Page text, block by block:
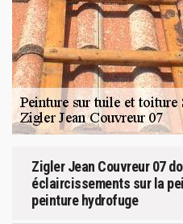
Zigler Jean Couvreur 07
éclaircissements sur la
peinture hydrofuge